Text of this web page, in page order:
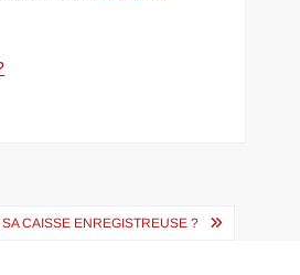
CAISSE ENREGISTREUSE ?